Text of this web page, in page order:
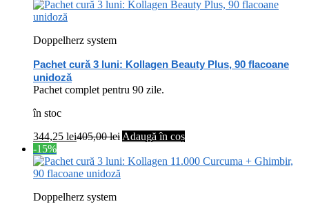
Doppelherz system
Pachet cură 3 luni: Kollagen Beauty Plus, 90 flacoane
unidoză
Pachet complet pentru 90 zile.
în stoc
344,25 lei405,00lei Adaugă în coș
-15%
Doppelherz system